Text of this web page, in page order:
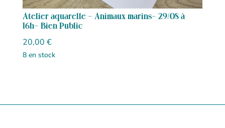
Atelier aquarelle – Animaux marins- 29/08 à
16h- Bien Public
20,00 €
8 en stock